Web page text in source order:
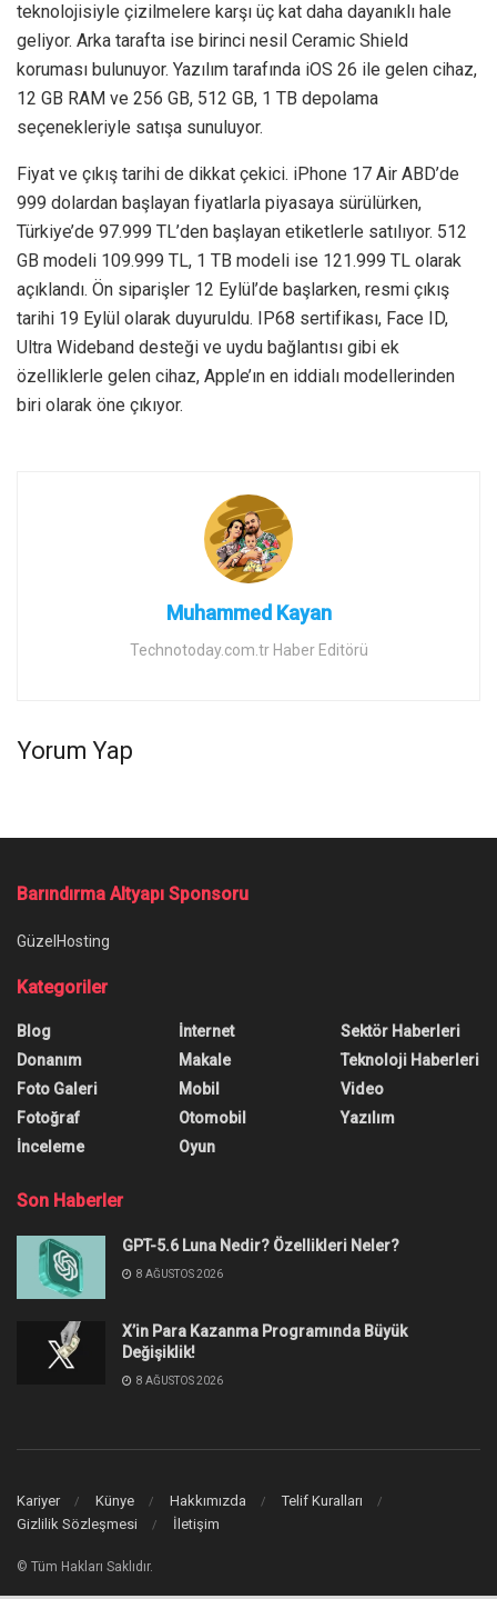
teknolojisiyle çizilmelere karşı üç kat daha dayanıklı hale
geliyor. Arka tarafta ise birinci nesil Ceramic Shield
koruması bulunuyor. Yazılım tarafında iOS 26 ile gelen cihaz,
12 GB RAM ve 256 GB, 512 GB, 1 TB depolama
seçenekleriyle satışa sunuluyor.
Fiyat ve çıkış tarihi de dikkat çekici. iPhone 17 Air ABD’de
999 dolardan başlayan fiyatlarla piyasaya sürülürken,
Türkiye’de 97.999 TL’den başlayan etiketlerle satılıyor. 512
GB modeli 109.999 TL, 1 TB modeli ise 121.999 TL olarak
açıklandı. Ön siparişler 12 Eylül’de başlarken, resmi çıkış
tarihi 19 Eylül olarak duyuruldu. IP68 sertifikası, Face ID,
Ultra Wideband desteği ve uydu bağlantısı gibi ek
özelliklerle gelen cihaz, Apple’ın en iddialı modellerinden
biri olarak öne çıkıyor.
Muhammed Kayan
Technotoday.com.tr Haber Editörü
Yorum Yap
Barındırma Altyapı Sponsoru
GüzelHosting
Kategoriler
Blog
Donanım
Foto Galeri
Fotoğraf
İnceleme
İnternet
Makale
Mobil
Otomobil
Oyun
Sektör Haberleri
Teknoloji Haberleri
Video
Yazılım
Son Haberler
GPT-5.6 Luna Nedir? Özellikleri Neler?
8 AĞUSTOS 2026
X’in Para Kazanma Programında Büyük
Değişiklik!
8 AĞUSTOS 2026
Kariyer Künye Hakkımızda
Telif Kuralları
Gizlilik Sözleşmesi
İletişim
© Tüm Hakları Saklıdır.